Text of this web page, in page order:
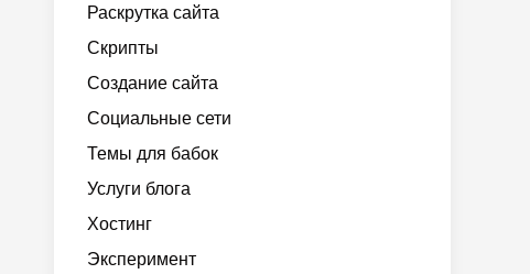
Раскрутка сайта
Скрипты
Создание сайта
Социальные сети
Темы для бабок
Услуги блога
Хостинг
Эксперимент